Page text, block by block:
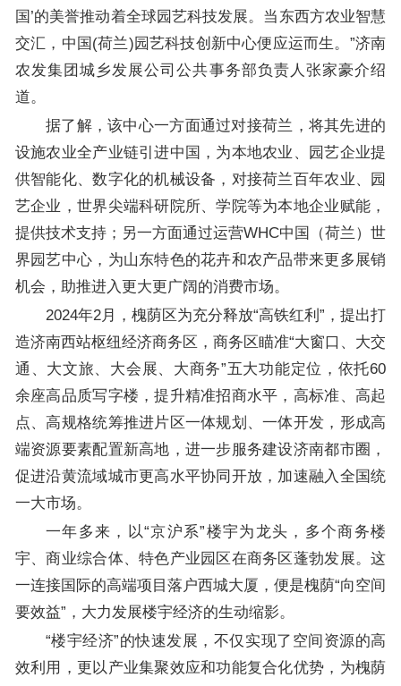
国’的美誉推动着全球园艺科技发展。当东西方农业智慧
交汇，中国(荷兰)园艺科技创新中心便应运而生。”济南
农发集团城乡发展公司公共事务部负责人张家豪介绍
道。
据了解，该中心一方面通过对接荷兰，将其先进的
设施农业全产业链引进中国，为本地农业、园艺企业提
供智能化、数字化的机械设备，对接荷兰百年农业、园
艺企业，世界尖端科研院所、学院等为本地企业赋能，
提供技术支持；另一方面通过运营WHC中国（荷兰）世
界园艺中心，为山东特色的花卉和农产品带来更多展销
机会，助推进入更大更广阔的消费市场。
2024年2月，槐荫区为充分释放“高铁红利”，提出打
造济南西站枢纽经济商务区，商务区瞄准“大窗口、大交
通、大文旅、大会展、大商务”五大功能定位，依托60
余座高品质写字楼，提升精准招商水平，高标准、高起
点、高规格统筹推进片区一体规划、一体开发，形成高
端资源要素配置新高地，进一步服务建设济南都市圈，
促进沿黄流域城市更高水平协同开放，加速融入全国统
一大市场。
一年多来，以“京沪系”楼宇为龙头，多个商务楼
宇、商业综合体、特色产业园区在商务区蓬勃发展。这
一连接国际的高端项目落户西城大厦，便是槐荫“向空间
要效益”，大力发展楼宇经济的生动缩影。
“楼宇经济”的快速发展，不仅实现了空间资源的高
效利用，更以产业集聚效应和功能复合化优势，为槐荫